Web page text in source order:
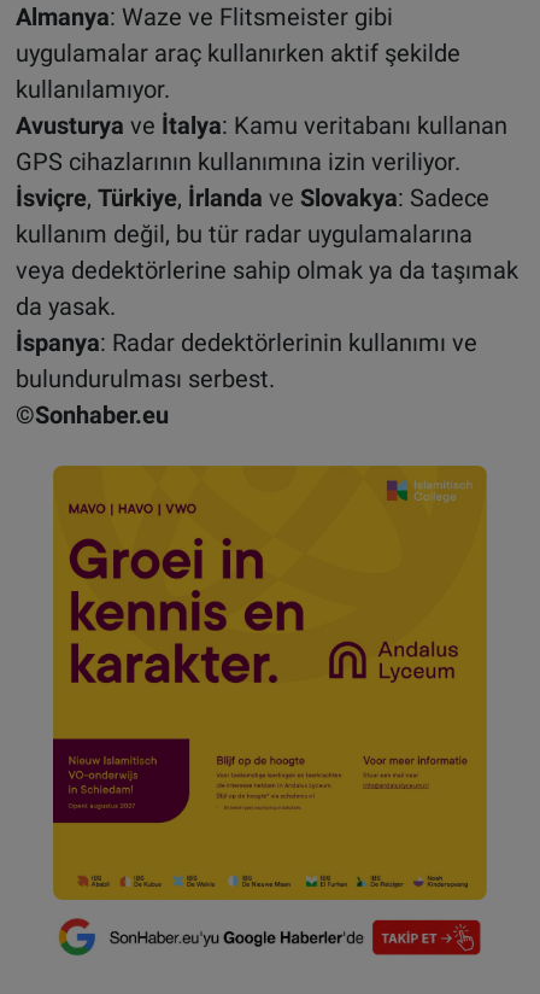
Almanya: Waze ve Flitsmeister gibi
uygulamalar araç kullanırken aktif şekilde
kullanılamıyor.
Avusturya ve İtalya: Kamu veritabanı kullanan
GPS cihazlarının kullanımına izin veriliyor.
İsviçre, Türkiye, İrlanda ve Slovakya: Sadece
kullanım değil, bu tür radar uygulamalarına
veya dedektörlerine sahip olmak ya da taşımak
da yasak.
İspanya: Radar dedektörlerinin kullanımı ve
bulundurulması serbest.
©Sonhaber.eu